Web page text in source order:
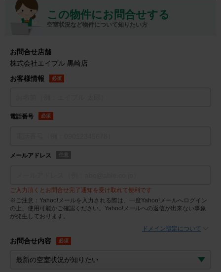
この物件にお問合せする
空室状況など物件について知りたい方
お問合せ店舗
株式会社エイブル 黒崎店
お客様情報
必須
電話番号 必須
メールアドレス 任意
ご入力頂くとお問合せ完了通知を受け取れて便利です
※ご注意：Yahoo!メールを入力される際は、一度Yahoo!メールへログイン
の上、使用可能かご確認ください。Yahoo!メールへの返信が出来ない事象
が発生しております。
ドメイン指定について
お問合せ内容 必須